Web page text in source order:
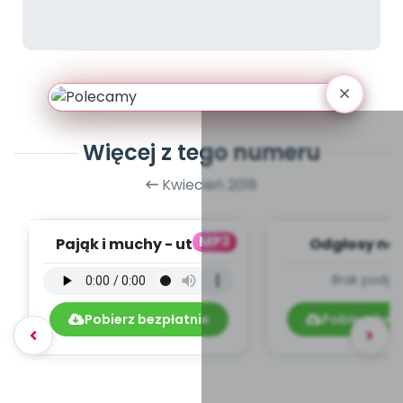
Więcej z tego numeru
Kwiecień 2018
MP3
Pająk i muchy - utwór
mp3)
Pobierz bezpłatnie
Odgłosy na
Brak
Pobierz